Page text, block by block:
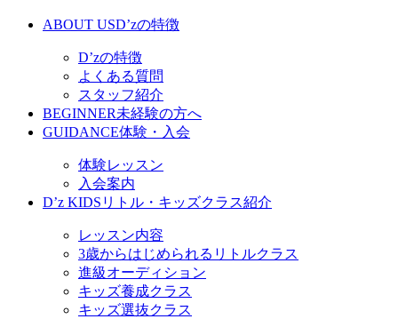
ABOUT USD’zの特徴
D’zの特徴
よくある質問
スタッフ紹介
BEGINNER未経験の方へ
GUIDANCE体験・入会
体験レッスン
入会案内
D’z KIDS リトル・キッズクラス紹介
レッスン内容
3歳からはじめられるリトルクラス
進級オーディション
キッズ養成クラス
キッズ選抜クラス